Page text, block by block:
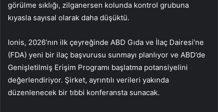
görülme sıklığı, zilganersen kolunda kontrol grubuna
kıyasla sayısal olarak daha düşüktü.
Ionis, 2026’nın ilk çeyreğinde ABD Gıda ve İlaç Dairesi’ne
(FDA) yeni bir ilaç başvurusu sunmayı planlıyor ve ABD’de
Genişletilmiş Erişim Programı başlatma potansiyelini
değerlendiriyor. Şirket, ayrıntılı verileri yakında
düzenlenecek bir tıbbi konferansta sunacak.